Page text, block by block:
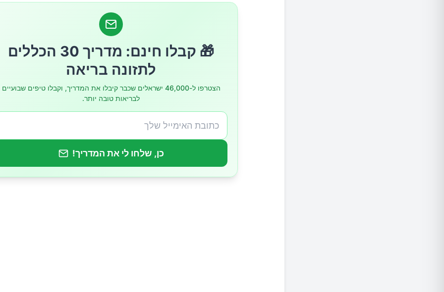
🎁 קבלו חינם: מדריך 30 הכללים
לתזונה בריאה
הצטרפו ל-46,000 ישראלים שכבר קיבלו את המדריך, וקבלו טיפים שבועיים
לבריאות טובה יותר.
כן, שלחו לי את המדריך!